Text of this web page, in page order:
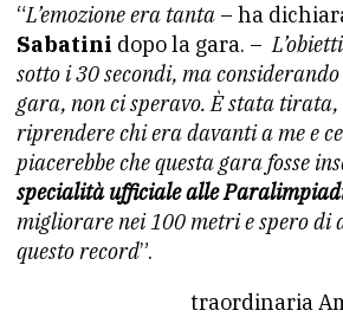
“L’emozione era tanta – ha
Sabatini dopo la gara. –
sotto i 30 secondi, ma
gara, non ci speravo. È stata
riprendere chi era davanti a me e
piacerebbe che questa gara fosse
specialità ufficiale alle
migliorare nei 100 metri e spero di
questo record”.